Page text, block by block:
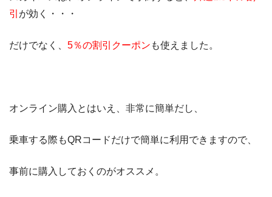
引 が効く・・・
だけでなく、 5％の割引クーポン も使えました。
オンライン購入とはいえ、非常に簡単だし、
乗車する際もQRコードだけで簡単に利用できますので、
事前に購入しておくのがオススメ。